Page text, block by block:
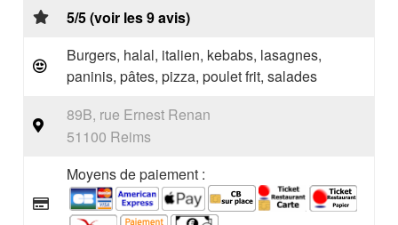
5/5 (voir les 9 avis)
Burgers, halal, italien, kebabs, lasagnes,
paninis, pâtes, pizza, poulet frit, salades
89B, rue Ernest Renan
51100 Reims
Moyens de paiement :